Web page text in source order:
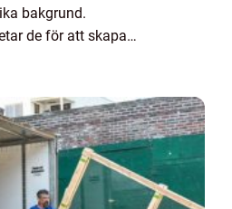
bakgrund.
de för att skapa